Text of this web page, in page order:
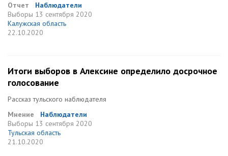
Отчет
Наблюдатели
Выборы 13 сентября 2020
Калужская область
22.10.2020
Итоги выборов в Алексине определило досрочное
голосование
Рассказ тульского наблюдателя
Мнение
Наблюдатели
Выборы 13 сентября 2020
Тульская область
21.10.2020